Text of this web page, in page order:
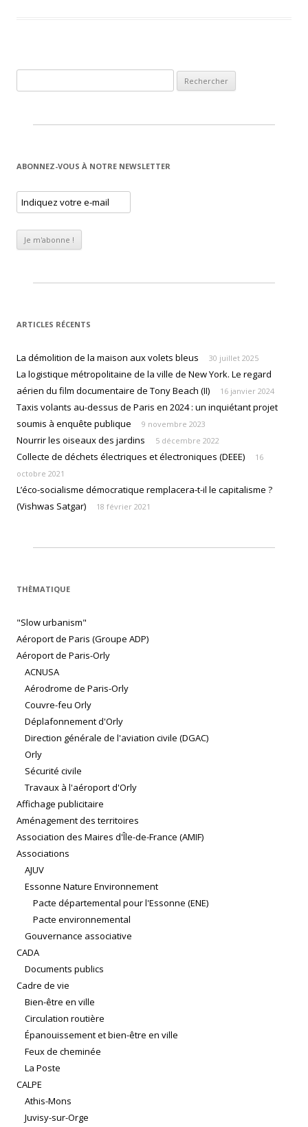
ABONNEZ-VOUS À NOTRE NEWSLETTER
ARTICLES RÉCENTS
La démolition de la maison aux volets bleus 30 juillet 2025
La logistique métropolitaine de la ville de New York. Le regard
aérien du film documentaire de Tony Beach (II)
16 janvier 2024
Taxis volants au-dessus de Paris en 2024 : un inquiétant projet
soumis à enquête publique
9 novembre 2023
Nourrir les oiseaux des jardins 5 décembre 2022
Collecte de déchets électriques et électroniques (DEEE)
16
octobre 2021
L’éco-socialisme démocratique remplacera-t-il le capitalisme ?
(Vishwas Satgar)
18 février 2021
THÈMATIQUE
"Slow urbanism"
Aéroport de Paris (Groupe ADP)
Aéroport de Paris-Orly
ACNUSA
Aérodrome de Paris-Orly
Couvre-feu Orly
Déplafonnement d'Orly
Direction générale de l'aviation civile (DGAC)
Orly
Sécurité civile
Travaux à l'aéroport d'Orly
Affichage publicitaire
Aménagement des territoires
Association des Maires d'Île-de-France (AMIF)
Associations
AJUV
Essonne Nature Environnement
Pacte départemental pour l'Essonne (ENE)
Pacte environnemental
Gouvernance associative
CADA
Documents publics
Cadre de vie
Bien-être en ville
Circulation routière
Épanouissement et bien-être en ville
Feux de cheminée
La Poste
CALPE
Athis-Mons
Juvisy-sur-Orge